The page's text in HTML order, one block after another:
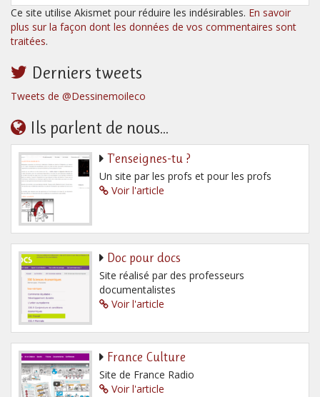
Ce site utilise Akismet pour réduire les indésirables. En savoir
plus sur la façon dont les données de vos commentaires sont
traitées.
Derniers tweets
Tweets de @Dessinemoileco
Ils parlent de nous...
T’enseignes-tu ?
Un site par les profs et pour les profs
Voir l'article
Doc pour docs
Site réalisé par des professeurs
documentalistes
Voir l'article
France Culture
Site de France Radio
Voir l'article